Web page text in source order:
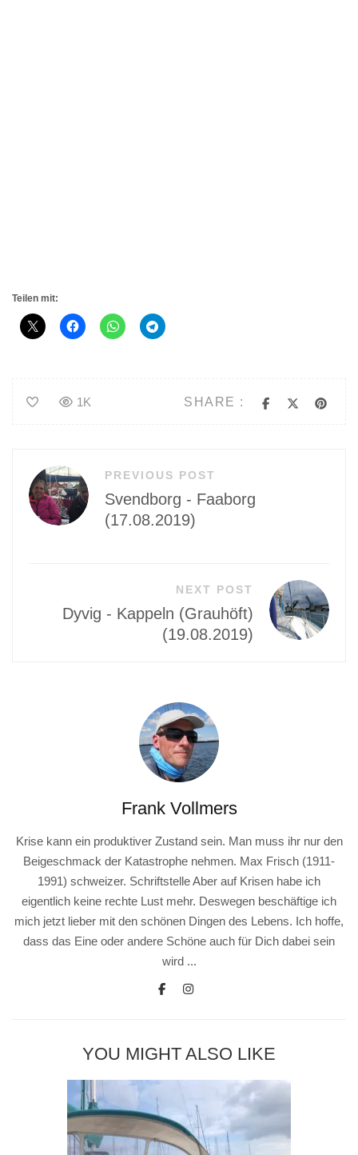
Teilen mit:
SHARE :
1K
Beitragsnavigation
PREVIOUS POST
Svendborg - Faaborg
(17.08.2019)
NEXT POST
Dyvig - Kappeln (Grauhöft)
(19.08.2019)
Frank Vollmers
Krise kann ein produktiver Zustand sein. Man muss ihr nur den
Beigeschmack der Katastrophe nehmen. Max Frisch (1911-
1991) schweizer. Schriftstelle Aber auf Krisen habe ich
eigentlich keine rechte Lust mehr. Deswegen beschäftige ich
mich jetzt lieber mit den schönen Dingen des Lebens. Ich hoffe,
dass das Eine oder andere Schöne auch für Dich dabei sein
wird ...
YOU MIGHT ALSO LIKE